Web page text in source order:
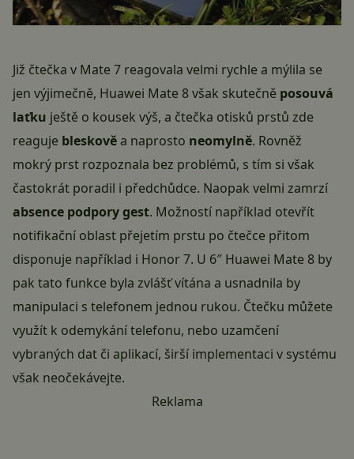
Již čtečka v Mate 7 reagovala velmi rychle a mýlila se
jen výjimečně, Huawei Mate 8 však skutečně posouvá
laťku ještě o kousek výš, a čtečka otisků prstů zde
reaguje bleskověa naprosto neomylně. Rovněž
mokrý prst rozpoznala bez problémů, s tím si však
častokrát poradil i předchůdce. Naopak velmi zamrzí
absence podpory gest. Možností například otevřít
notifikační oblast přejetím prstu po čtečce přitom
disponuje například i Honor 7. U 6″ Huawei Mate 8 by
pak tato funkce byla zvlášť vítána a usnadnila by
manipulaci s telefonem jednou rukou. Čtečku můžete
využít k odemykání telefonu, nebo uzamčení
vybraných dat či aplikací, širší implementaci v systému
však neočekávejte.
Reklama